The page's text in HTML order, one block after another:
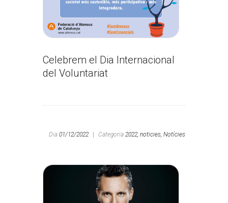
Celebrem el Dia Internacional
del Voluntariat
Dia 01/12/2022 Categoria 2022, noticies, Notícies